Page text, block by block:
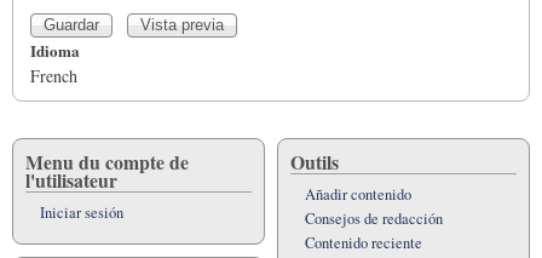
Idioma
French
Menu du compte de
l'utilisateur
Iniciar sesión
Outils
Añadir contenido
Consejos de redacción
Contenido reciente